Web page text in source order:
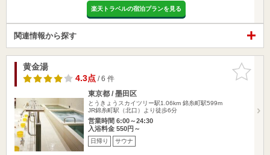
楽天トラベルの宿泊プランを見る
関連情報から探す
お気に入
りに追加
黄金湯
4.3点/ 6 件
東京都 / 墨田区
とうきょうスカイツリー駅1.06km 錦糸町駅599m
JR錦糸町駅（北口）より徒歩6分
営業時間 6:00～24:30
入浴料金 550円～
日帰り サウナ